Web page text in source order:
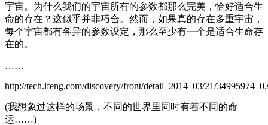
宇宙。为什么我们的宇宙所有的参数都那么完美，恰好适合生
命的存在？这似乎并非巧合。然而，如果真的存在多重宇宙，
每个宇宙都有各异的参数设定，那么至少有一个是适合生命存
在的。
……
http://tech.ifeng.com/discovery/front/detail_2014_03/21/
(我想象过这样的场景，不同的世界里同时有着不同的命
运……)